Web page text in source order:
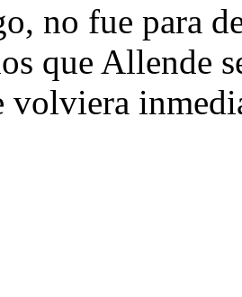
no fue para
que Allende
volviera